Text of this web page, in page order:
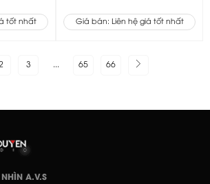
tốt nhất Giá bán: Liên hệ giá tốt nhất
3 ... 65 66
A.V.S